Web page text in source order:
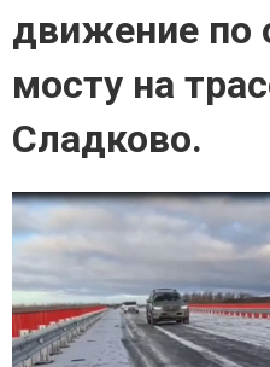
движение по
мосту на
Сладково.